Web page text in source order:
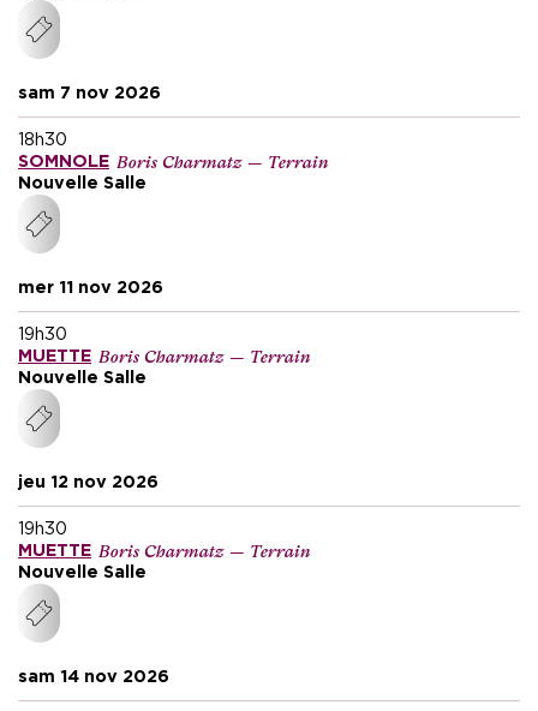
sam 7 nov 2026
18h30
SOMNOLE Boris Charmatz — Terrain
Nouvelle Salle
mer 11 nov 2026
19h30
MUETTE Boris Charmatz — Terrain
Nouvelle Salle
jeu 12 nov 2026
19h30
MUETTE Boris Charmatz — Terrain
Nouvelle Salle
sam 14 nov 2026